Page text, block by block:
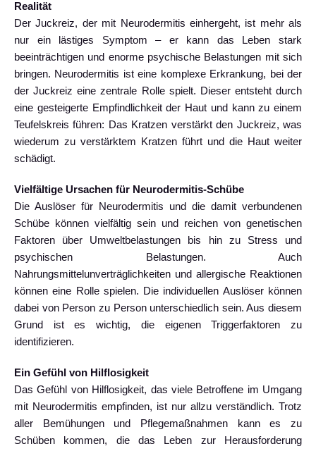
Realität
Der Juckreiz, der mit Neurodermitis einhergeht, ist mehr als
nur ein lästiges Symptom – er kann das Leben stark
beeinträchtigen und enorme psychische Belastungen mit sich
bringen. Neurodermitis ist eine komplexe Erkrankung, bei der
der Juckreiz eine zentrale Rolle spielt. Dieser entsteht durch
eine gesteigerte Empfindlichkeit der Haut und kann zu einem
Teufelskreis führen: Das Kratzen verstärkt den Juckreiz, was
wiederum zu verstärktem Kratzen führt und die Haut weiter
schädigt.
Vielfältige Ursachen für Neurodermitis-Schübe
Die Auslöser für Neurodermitis und die damit verbundenen
Schübe können vielfältig sein und reichen von genetischen
Faktoren über Umweltbelastungen bis hin zu Stress und
psychischen Belastungen. Auch
Nahrungsmittelunverträglichkeiten und allergische Reaktionen
können eine Rolle spielen. Die individuellen Auslöser können
dabei von Person zu Person unterschiedlich sein. Aus diesem
Grund ist es wichtig, die eigenen Triggerfaktoren zu
identifizieren.
Ein Gefühl von Hilflosigkeit
Das Gefühl von Hilflosigkeit, das viele Betroffene im Umgang
mit Neurodermitis empfinden, ist nur allzu verständlich. Trotz
aller Bemühungen und Pflegemaßnahmen kann es zu
Schüben kommen, die das Leben zur Herausforderung